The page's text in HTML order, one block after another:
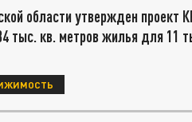
области утвержден проект
тыс. кв. метров жилья для 11